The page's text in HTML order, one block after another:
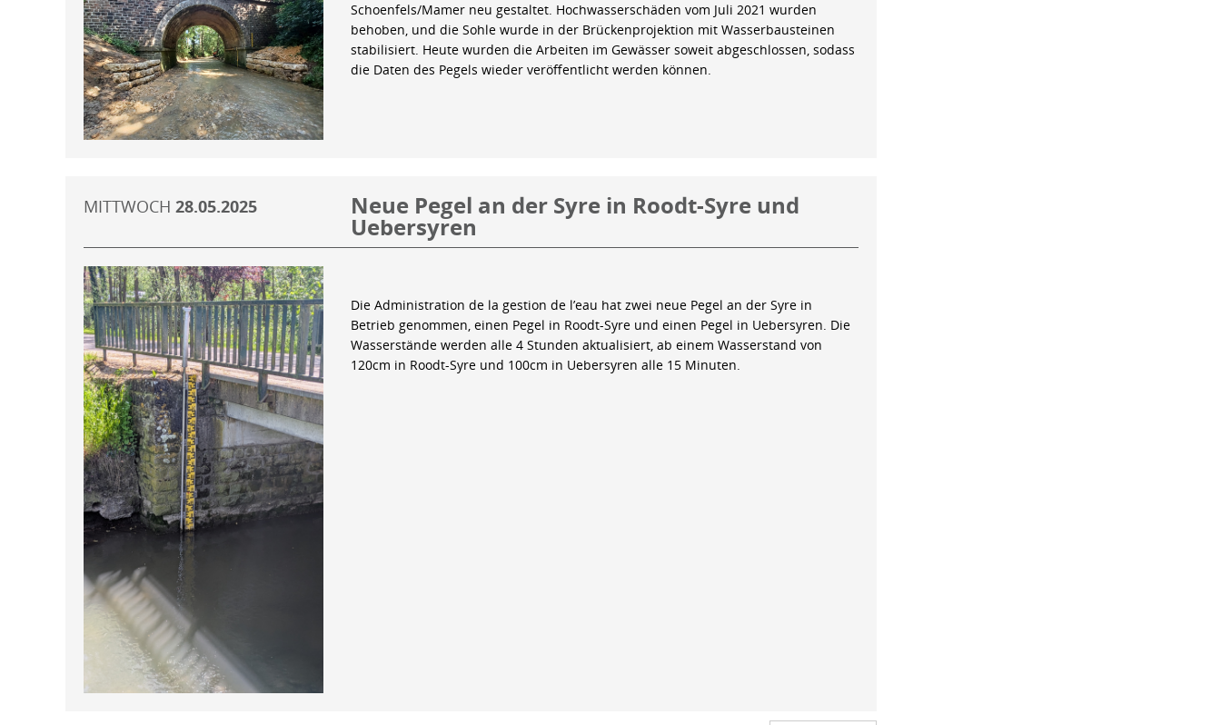
Schoenfels/Mamer neu gestaltet. Hochwasserschäden vom Juli 2021 wurden
behoben, und die Sohle wurde in der Brückenprojektion mit Wasserbausteinen
stabilisiert. Heute wurden die Arbeiten im Gewässer soweit abgeschlossen, sodass
die Daten des Pegels wieder veröffentlicht werden können.
MITTWOCH 28.05.2025 Neue Pegel an der Syre in Roodt-Syre und
Uebersyren
Die Administration de la gestion de l’eau hat zwei neue Pegel an der Syre in
Betrieb genommen, einen Pegel in Roodt-Syre und einen Pegel in Uebersyren. Die
Wasserstände werden alle 4 Stunden aktualisiert, ab einem Wasserstand von
120cm in Roodt-Syre und 100cm in Uebersyren alle 15 Minuten.